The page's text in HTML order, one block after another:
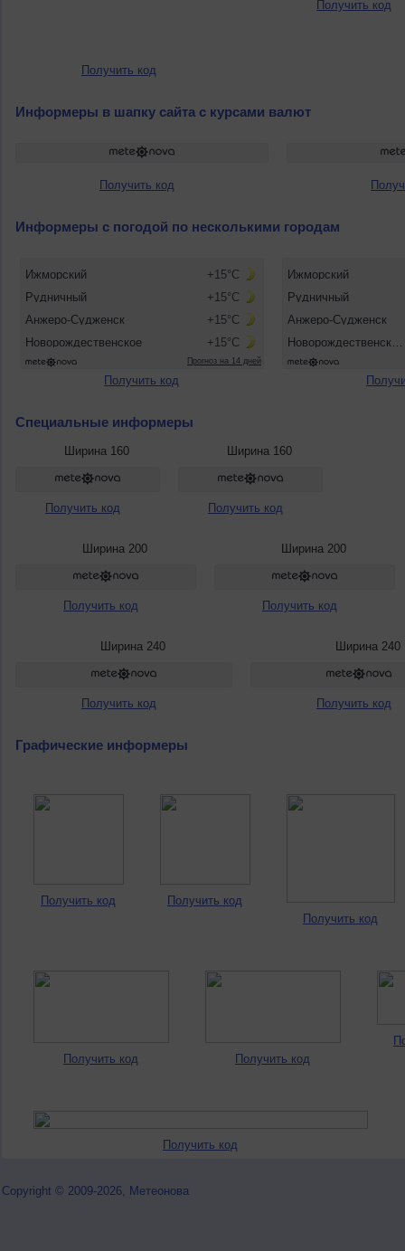
Получить код
Получить код
Информеры в шапку сайта с курсами валют
Получить код
Информеры с погодой по несколькими городам
Получить код
Специальные информеры
Ширина 160
Получить код
Ширина 160
Получить код
Ширина 200
Получить код
Ширина 200
Получить код
Ширина 240
Получить код
Ширина 240
Получить код
Графические информеры
Получить код
Получить код
Получить код
Получить код Получить код
Получить код
Copyright © 2009-2026, Метеонова